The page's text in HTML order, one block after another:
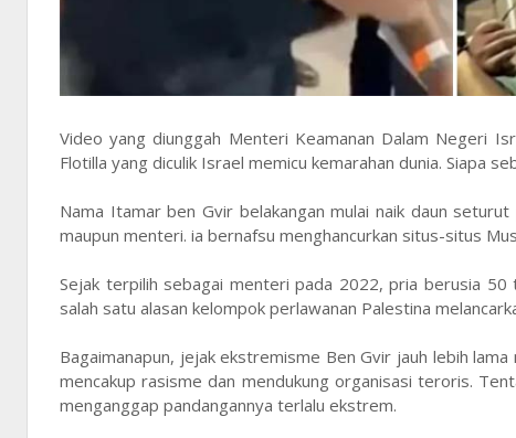
Video yang diunggah Menteri Keamanan Dalam Negeri
Flotilla yang diculik Israel memicu kemarahan dunia. Siapa
Nama Itamar ben Gvir belakangan mulai naik daun
maupun menteri. ia bernafsu menghancurkan situs-situs
Sejak terpilih sebagai menteri pada 2022, pria berusia
salah satu alasan kelompok perlawanan Palestina
Bagaimanapun, jejak ekstremisme Ben Gvir jauh lebih
mencakup rasisme dan mendukung organisasi teroris.
menganggap pandangannya terlalu ekstrem.